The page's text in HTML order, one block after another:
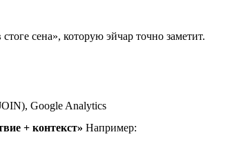
сена», которую эйчар точно заметит.
Google Analytics
+ контекст» Например: